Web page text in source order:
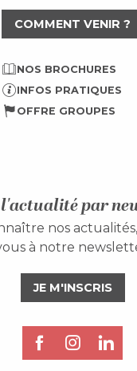
COMMENT VENIR ?
NOS BROCHURES
INFOS PRATIQUES
OFFRE GROUPES
par
nos
à notre
JE M'INSCRIS